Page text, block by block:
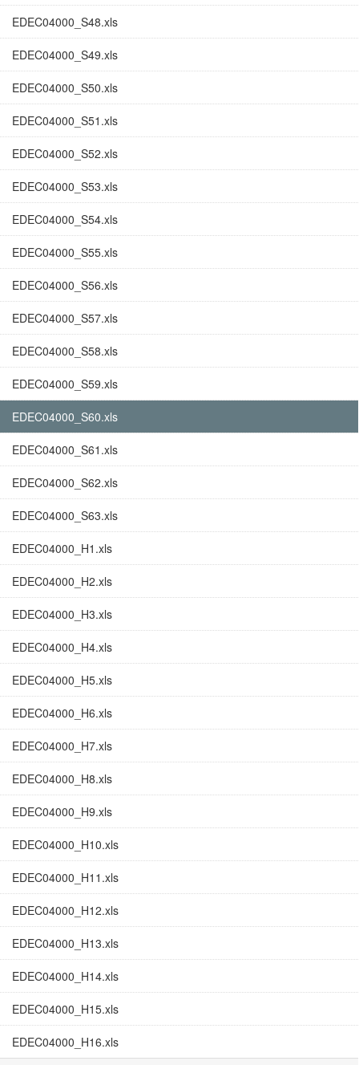
EDEC04000_S48.xls
EDEC04000_S49.xls
EDEC04000_S50.xls
EDEC04000_S51.xls
EDEC04000_S52.xls
EDEC04000_S53.xls
EDEC04000_S54.xls
EDEC04000_S55.xls
EDEC04000_S56.xls
EDEC04000_S57.xls
EDEC04000_S58.xls
EDEC04000_S59.xls
EDEC04000_S60.xls
EDEC04000_S61.xls
EDEC04000_S62.xls
EDEC04000_S63.xls
EDEC04000_H1.xls
EDEC04000_H2.xls
EDEC04000_H3.xls
EDEC04000_H4.xls
EDEC04000_H5.xls
EDEC04000_H6.xls
EDEC04000_H7.xls
EDEC04000_H8.xls
EDEC04000_H9.xls
EDEC04000_H10.xls
EDEC04000_H11.xls
EDEC04000_H12.xls
EDEC04000_H13.xls
EDEC04000_H14.xls
EDEC04000_H15.xls
EDEC04000_H16.xls